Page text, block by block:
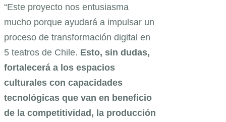
“Este proyecto nos entusiasma
mucho porque ayudará a impulsar un
proceso de transformación digital en
5 teatros de Chile. Esto, sin dudas,
fortalecerá a los espacios
culturales con capacidades
tecnológicas que van en beneficio
de la competitividad, la producción